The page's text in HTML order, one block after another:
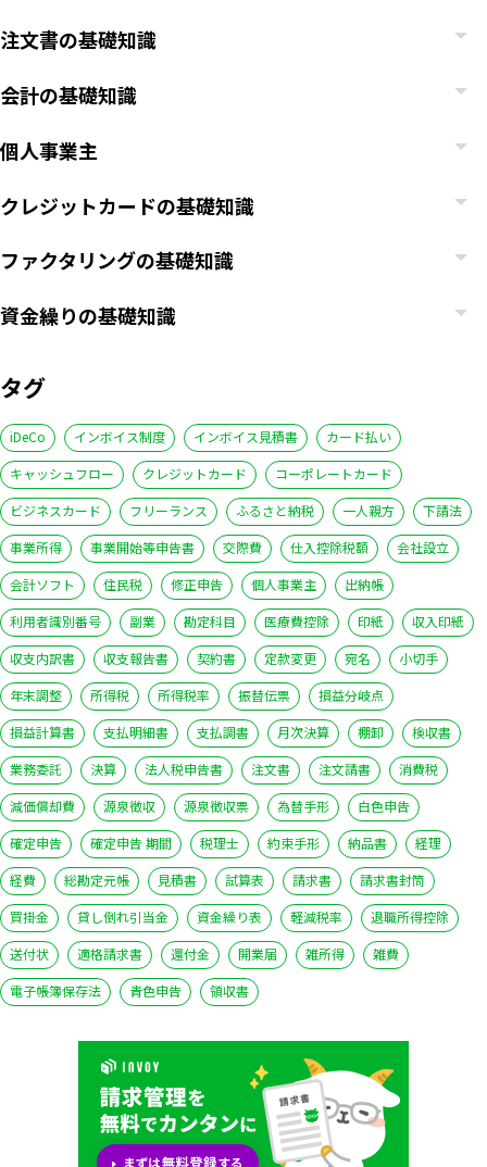
注文書の基礎知識
会計の基礎知識
個人事業主
クレジットカードの基礎知識
ファクタリングの基礎知識
資金繰りの基礎知識
タグ
iDeCo インボイス制度 インボイス見積書
カード払い
キャッシュフロー
クレジットカード
コーポレートカード
ビジネスカード
フリーランス ふるさと納税 一人親方
下請法
事業所得
事業開始等申告書 交際費 仕入控除税額
会社設立
会計ソフト
住民税 修正申告 個人事業主
出納帳
利用者識別番号
副業 勘定科目 医療費控除 印紙
収入印紙
収支内訳書
収支報告書 契約書 定款変更 宛名
小切手
年末調整
所得税 所得税率 振替伝票
損益分岐点
損益計算書
支払明細書 支払調書 月次決算 棚卸
検収書
業務委託
決算 法人税申告書 注文書 注文請書
消費税
減価償却費
源泉徴収 源泉徴収票 為替手形
白色申告
確定申告
確定申告 期間 税理士 約束手形 納品書
経理
経費
総勘定元帳 見積書 試算表 請求書
請求書封筒
買掛金
貸し倒れ引当金 資金繰り表 軽減税率
退職所得控除
送付状
適格請求書 還付金 開業届 雑所得
雑費
電子帳簿保存法
青色申告 領収書